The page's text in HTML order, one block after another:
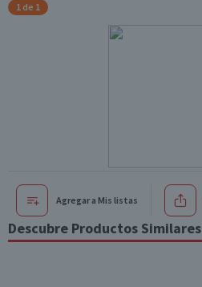
1 de 1
Agregar a Mis listas
Descubre Productos Similares